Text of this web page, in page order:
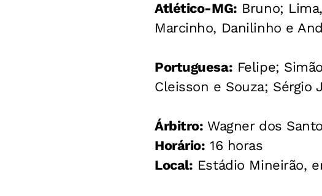
Atlético-MG: Bruno;
Marcinho, Danilinho e
Portuguesa: Felipe;
Cleisson e Souza; Sérgio
Árbitro: Wagner dos
Horário: 16 horas
Local: Estádio Mineirão,